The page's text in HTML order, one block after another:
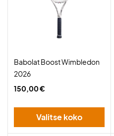
Babolat Boost Wimbledon
2026
150,00 €
Valitse koko